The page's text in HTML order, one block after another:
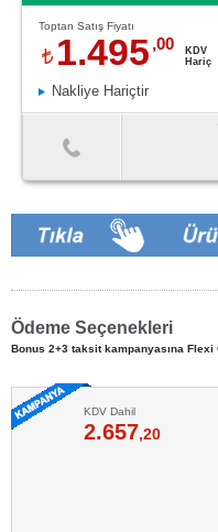
Toptan Satış Fiyatı
1.495 ,00
KDV
Hariç
Nakliye Hariçtir
Ödeme Seçenekleri
Bonus 2+3 taksit kampanyasına Flexi
KDV Dahil
2.657,20